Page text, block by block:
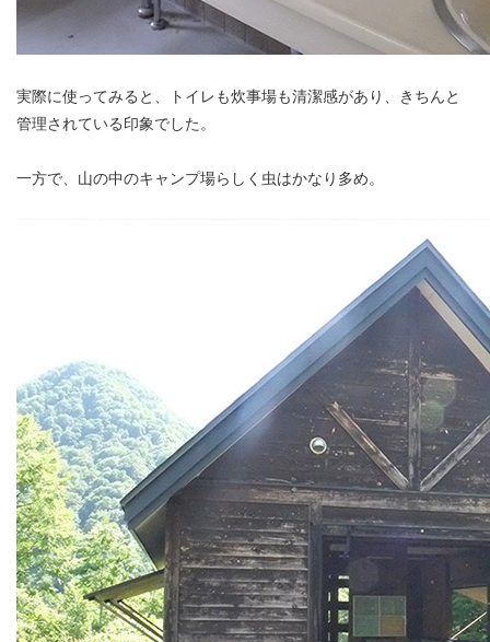
実際に使ってみると、トイレも炊事場も清潔感があり、きちんと
管理されている印象でした。
一方で、山の中のキャンプ場らしく虫はかなり多め。